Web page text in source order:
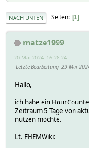
NACH UNTEN Seiten 1
matze1999
20 Mai 2024, 16:28:24
Letzte Bearbeitung: 29 Mai
Hallo,
ich habe ein
Zeitraum 5 Tage von
nutzen möchte.
Lt. FHEMWiki: